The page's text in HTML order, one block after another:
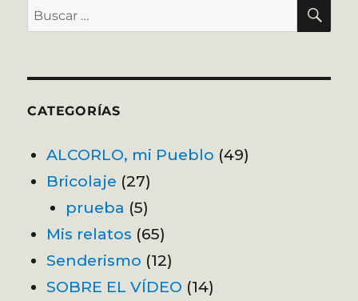
Buscar
por:
CATEGORÍAS
ALCORLO, mi Pueblo (49)
Bricolaje (27)
prueba (5)
Mis relatos (65)
Senderismo (12)
SOBRE EL VÍDEO (14)